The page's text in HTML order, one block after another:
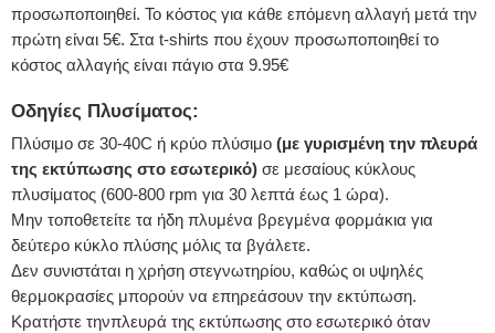
προσωποποιηθεί. Το κόστος για κάθε επόμενη αλλαγή μετά την
πρώτη είναι 5€. Στα t-shirts που έχουν προσωποποιηθεί το
κόστος αλλαγής είναι πάγιο στα 9.95€
Οδηγίες Πλυσίματος:
Πλύσιμο σε 30-40C ή κρύο πλύσιμο (με γυρισμένη την πλευρά
της εκτύπωσης στο εσωτερικό) σε μεσαίους κύκλους
πλυσίματος (600-800 rpm για 30 λεπτά έως 1 ώρα).
Μην τοποθετείτε τα ήδη πλυμένα βρεγμένα φορμάκια για
δεύτερο κύκλο πλύσης μόλις τα βγάλετε.
Δεν συνιστάται η χρήση στεγνωτηρίου, καθώς οι υψηλές
θερμοκρασίες μπορούν να επηρεάσουν την εκτύπωση.
Κρατήστε τηνπλευρά της εκτύπωσης στο εσωτερικό όταν